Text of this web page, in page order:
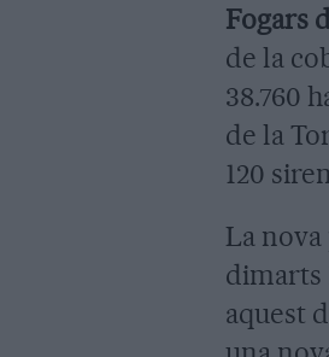
Fogars
de la
38.760
de la
120
La
dimarts
aquest